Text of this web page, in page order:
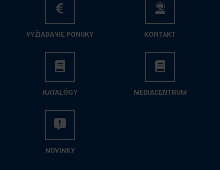
VY­ŽIA­DA­NIE PO­NU­KY KON­TAKT
KA­TA­LÓ­GY ME­DIA­CEN­TRUM
NO­VIN­KY